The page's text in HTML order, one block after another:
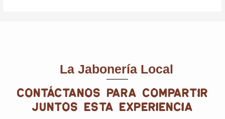
La Jabonería Local
contáctanos para compartir
juntos esta experiencia